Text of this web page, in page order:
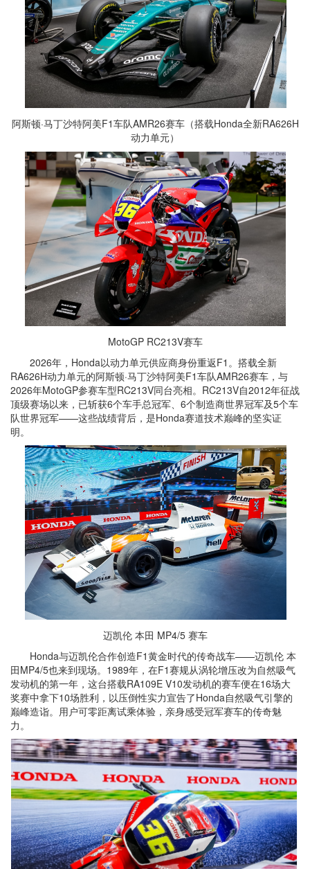
阿斯顿·马丁沙特阿美F1车队AMR26赛车（搭载Honda全新RA626H
动力单元）
MotoGP RC213V赛车
2026年，Honda以动力单元供应商身份重返F1。 搭载全新
RA626H动力单元的阿斯顿·马丁沙特阿美F1车队AMR26赛车，与
2026年MotoGP参赛车型RC213V同台亮相。RC213V自2012年征战
顶级赛场以来，已斩获6个车手总冠军、6个制造商世界冠军及5个车
队世界冠军——这些战绩背后，是Honda赛道技术巅峰的坚实证
明。
迈凯伦 本田 MP4/5 赛车
Honda与迈凯伦合作创造F1黄金时代的传奇战车——迈凯伦 本
田MP4/5也来到现场。1989年，在F1赛规从涡轮增压改为自然吸气
发动机的第一年，这台搭载RA109E V10发动机的赛车便在16场大
奖赛中拿下10场胜利，以压倒性实力宣告了Honda自然吸气引擎的
巅峰造诣。用户可零距离试乘体验，亲身感受冠军赛车的传奇魅
力。